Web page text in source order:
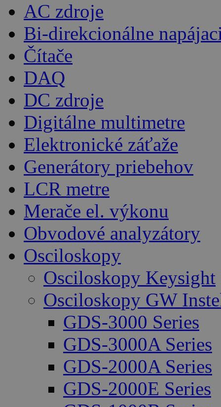
AC zdroje
Bi-direkcionálne
Čítače
DAQ
DC zdroje
Digitálne multimetre
Elektronické záťaže
Generátory priebehov
LCR metre
Merače el. výkonu
Obvodové analyzátory
Osciloskopy
Osciloskopy Keysight
Osciloskopy GW
GDS-3000 Series
GDS-3000A Series
GDS-2000A Series
GDS-2000E Series